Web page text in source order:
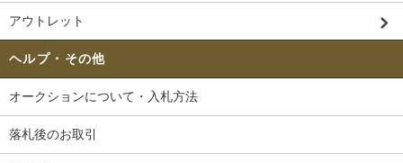
アウトレット
ヘルプ・その他
オークションについて・入札方法
落札後のお取引